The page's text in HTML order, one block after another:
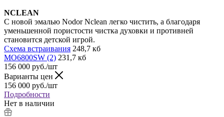
NCLEAN
С новой эмалью Nodor Nclean легко чистить, а благодаря
уменьшенной пористости чистка духовки и противней
становится детской игрой.
Схема встраивания 248,7 кб
MO6800SW (2) 231,7 кб
156 000 руб./шт
Варианты цен
156 000 руб./шт
Подробности
Нет в наличии